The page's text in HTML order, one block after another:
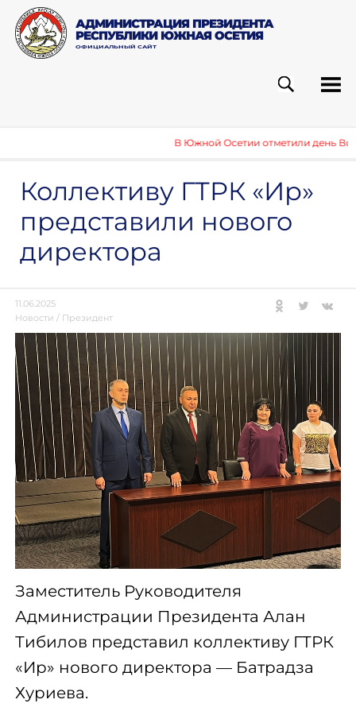
АДМИНИСТРАЦИЯ ПРЕЗИДЕНТА
РЕСПУБЛИКИ ЮЖНАЯ ОСЕТИЯ
ОФИЦИАЛЬНЫЙ САЙТ
ПОИСК
В Южной Осетии отметили день
Коллективу ГТРК «Ир»
представили нового
директора
11.06.2025
Новости / Президент
Заместитель Руководителя
Администрации Президента Алан
Тибилов представил коллективу ГТРК
«Ир» нового директора — Батрадза
Хуриева.